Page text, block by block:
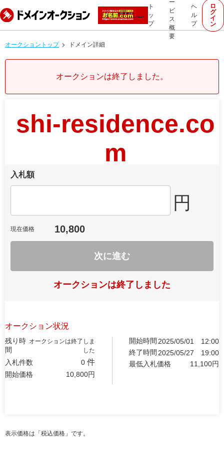
ト
ッ
プ
ー
ビ
ス
概
要
ヘ
ル
プ
ロ
グ
イ
ン
オークショントップ ドメイン詳細
オークションは終了しました。
shi-residence.co
m
入札額
円
現在価格 10,800
次に進む
オークションは終了しました
オークション状況
残り時
間
オークションは終了しま
した
入札件数 0 件
開始価格 10,800円
開始時間 2025/05/01
12:00
終了時間 2025/05/27
19:00
最低入札価格
11,100円
表示価格は「税込価格」です。